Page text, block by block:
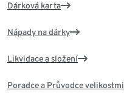
Dárková karta
Nápady na dárky
Likvidace a složení
Poradce a Průvodce velikostmi